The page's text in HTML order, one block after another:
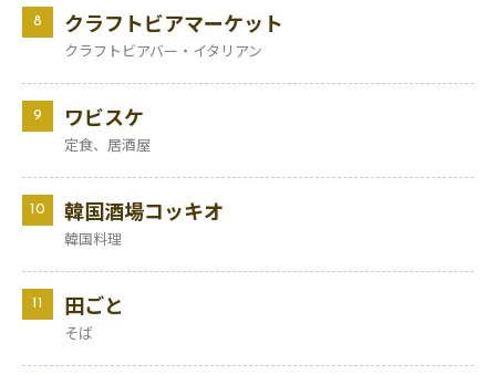
8 クラフトビアマーケット
クラフトビアバー・イタリアン
9 ワビスケ
定食、居酒屋
10 韓国酒場コッキオ
韓国料理
11 田ごと
そば